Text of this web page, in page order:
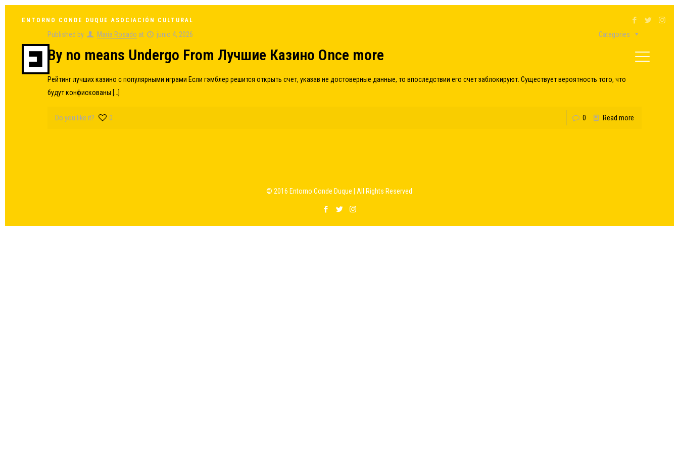
ENTORNO CONDE DUQUE ASOCIACIÓN CULTURAL
Published by María Rosado at junio 4, 2026 Categories
By no means Undergo From Лучшие Казино Once more
Рейтинг лучших казино с популярными играми Если гэмблер решится открыть счет, указав не достоверные данные, то впоследствии его счет заблокируют. Существует вероятность того, что
будут конфискованы […]
Do you like it? 0 0 Read more
© 2016 Entorno Conde Duque | All Rights Reserved